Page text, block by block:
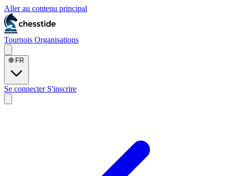
Aller au contenu principal
Tournois Organisations
🌐 FR
Se connecter S'inscrire